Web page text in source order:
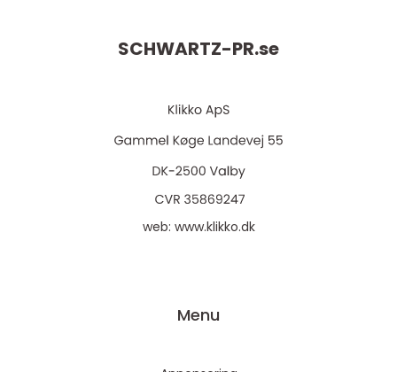
SCHWARTZ-PR.se
web: www.klikko.dk
Menu